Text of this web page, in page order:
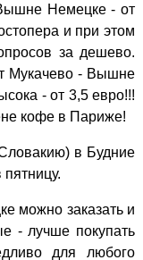
Немецке - от
и при этом
за дешево.
Мукачево - Вышне
- от 3,5 евро!!!
кофе в Париже!
в Будние
можно заказать и
- лучше покупать
для любого